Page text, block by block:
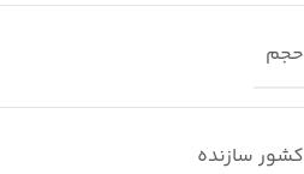
حجم
کشور سازنده